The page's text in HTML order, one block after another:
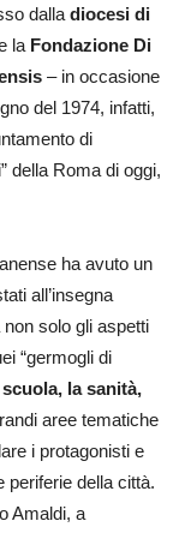
dalla diocesi di
la Fondazione Di
– in occasione
del 1974, infatti,
di
della Roma di oggi,
ha avuto un
all’insegna
non solo gli aspetti
“germogli di
scuola, la sanità,
aree tematiche
i protagonisti e
periferie della città.
Amaldi, a